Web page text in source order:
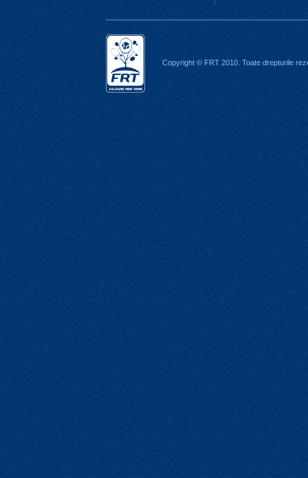
Copyright © FRT 2010. Toate drepturile